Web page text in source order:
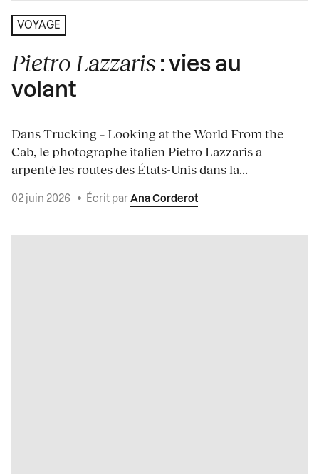
VOYAGE
Pietro Lazzaris : vies au
volant
Dans Trucking – Looking at the World From the
Cab, le photographe italien Pietro Lazzaris a
arpenté les routes des États-Unis dans la...
02 juin 2026 • Écrit par Ana Corderot